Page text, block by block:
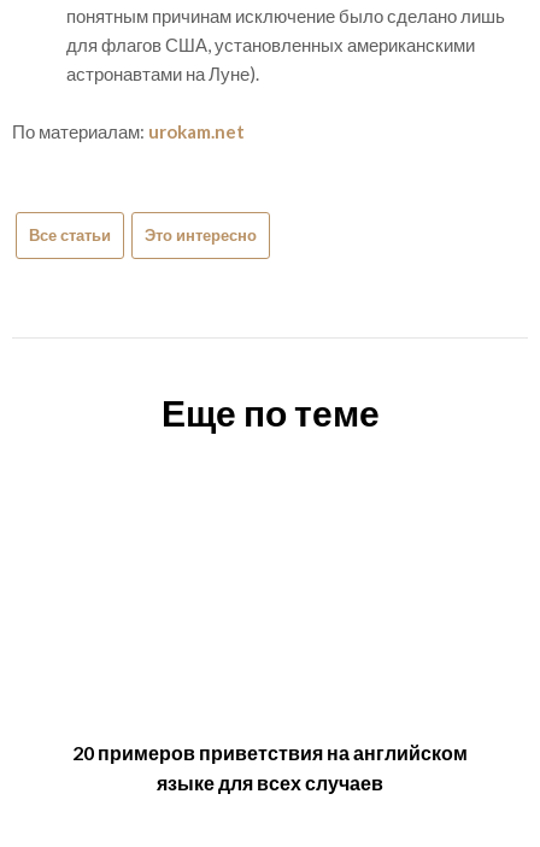
понятным причинам исключение было сделано лишь
для флагов США, установленных американскими
астронавтами на Луне).
По материалам: urokam.net
Все статьи Это интересно
Еще по теме
20 примеров приветствия на английском
языке для всех случаев